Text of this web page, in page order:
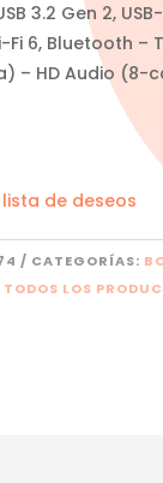
3.2 Gen 2,
Fi 6, Bluetooth
– HD Audio (8-
de deseos
CATEGORÍAS:
TODOS LOS